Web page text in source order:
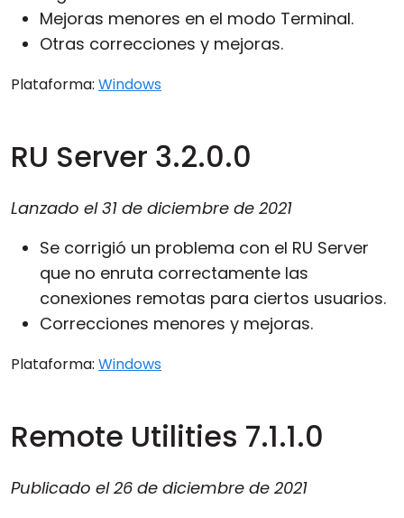
Mejoras menores en el modo Terminal.
Otras correcciones y mejoras.
Plataforma: Windows
RU Server 3.2.0.0
Lanzado el31 de diciembre de 2021
Se corrigió un problema con el RU Server
que no enruta correctamente las
conexiones remotas para ciertos usuarios.
Correcciones menores y mejoras.
Plataforma: Windows
Remote Utilities 7.1.1.0
Publicado el26 de diciembre de 2021